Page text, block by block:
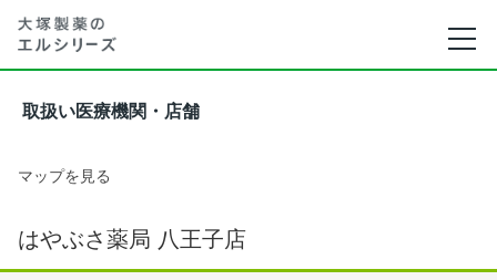
取扱い医療機関・店舗
マップを見る
はやぶさ薬局 八王子店